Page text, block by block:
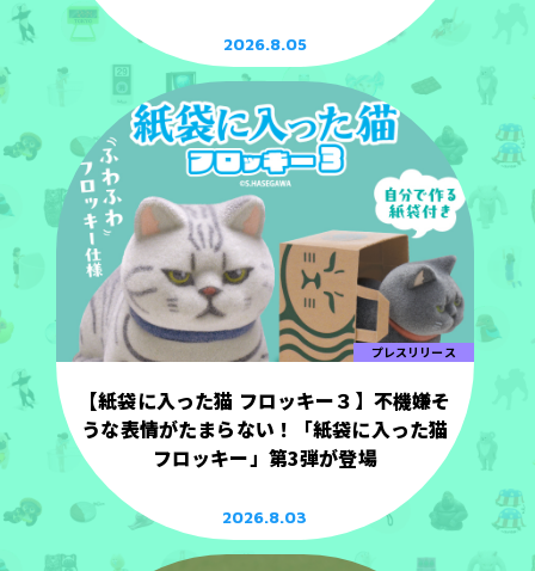
2026.8.05
プレスリリース
【紙袋に入った猫 フロッキー３】不機嫌そ
うな表情がたまらない！「紙袋に入った猫
フロッキー」第3弾が登場
2026.8.03